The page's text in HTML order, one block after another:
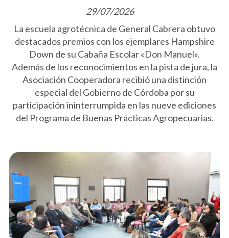
29/07/2026
La escuela agrotécnica de General Cabrera obtuvo
destacados premios con los ejemplares Hampshire
Down de su Cabaña Escolar «Don Manuel».
Además de los reconocimientos en la pista de jura, la
Asociación Cooperadora recibió una distinción
especial del Gobierno de Córdoba por su
participación ininterrumpida en las nueve ediciones
del Programa de Buenas Prácticas Agropecuarias.